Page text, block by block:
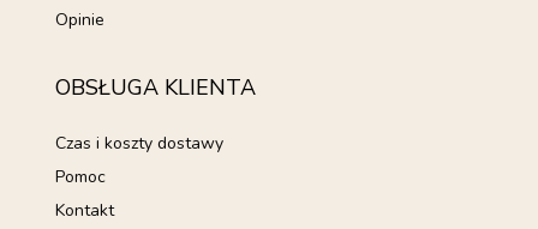
Opinie
OBSŁUGA KLIENTA
Czas i koszty dostawy
Pomoc
Kontakt